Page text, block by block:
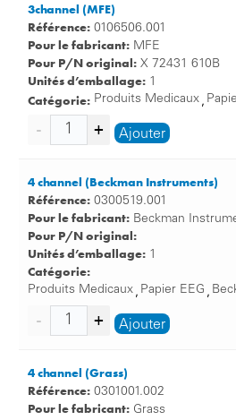
3channel (MFE)
Référence: 0106506.001
Pour le fabricant: MFE
Pour P/N original: X 72431 610B
Unités d’emballage: 1
Catégorie: Produits Medicaux ,
Ajouter
4 channel (Beckman Instruments)
Référence: 0300519.001
Pour le fabricant: Beckman
Pour P/N original:
Unités d’emballage: 1
Catégorie:
Produits Medicaux , Papier EEG ,
Ajouter
4 channel (Grass)
Référence: 0301001.002
Pour le fabricant: Grass